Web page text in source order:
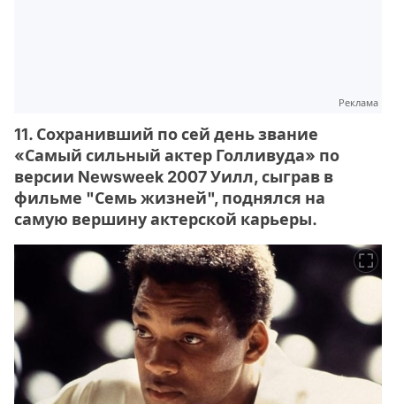
Реклама
11. Сохранивший по сей день звание
«Самый сильный актер Голливуда» по
версии Newsweek 2007 Уилл, сыграв в
фильме "Семь жизней", поднялся на
самую вершину актерской карьеры.